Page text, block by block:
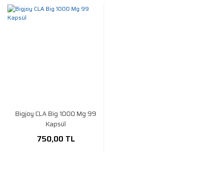
Bigjoy CLA Big 1000 Mg 99
Kapsül
750,00 TL